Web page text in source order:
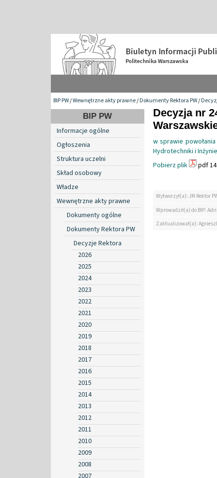
BIP PW/Wewnętrzne akty prawne/Dokumenty Rektora PW/
BIP PW
Informacje ogólne
Ogłoszenia
Struktura uczelni
Skład osobowy
Władze
Wewnętrzne akty prawne
Dokumenty ogólne
Dokumenty Rektora PW
Decyzje Rektora
2026
2025
2024
2023
2022
2021
2020
2019
2018
2017
2016
2015
2014
2013
2012
2011
2010
2009
2008
2007
Decyzja nr
w sprawie
Hydrotechniki i
Pobierz plik
pdf
Wytworzył(a): JM Rektor
Wprowadził(a) do BIP:
Zaktualizował(a):